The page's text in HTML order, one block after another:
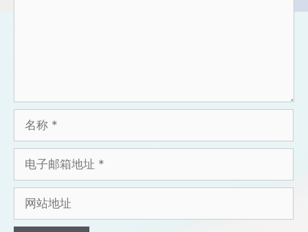
邮
地
地